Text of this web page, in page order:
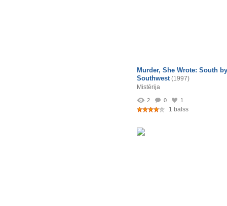
Murder, She Wrote: South by
Southwest (1997)
Mistērija
2 0 1
1 balss